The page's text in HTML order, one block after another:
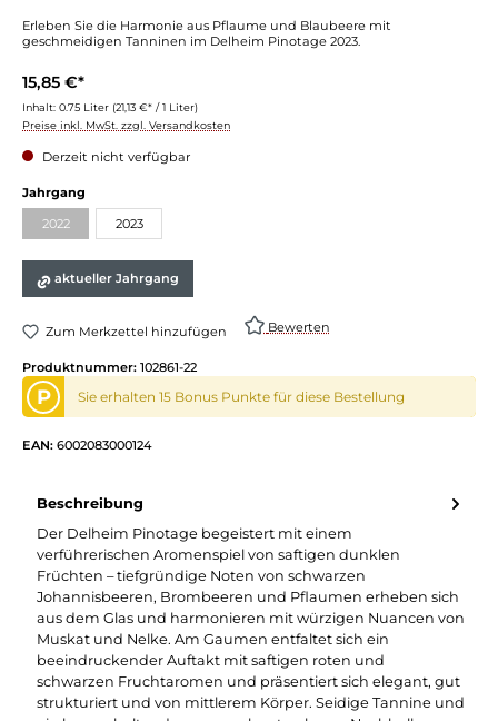
Erleben Sie die Harmonie aus Pflaume und Blaubeere mit
geschmeidigen Tanninen im Delheim Pinotage 2023.
15,85 €*
Inhalt: 0.75 Liter (21,13 €* / 1 Liter)
Preise inkl. MwSt. zzgl. Versandkosten
Derzeit nicht verfügbar
Jahrgang
2022 2023
aktueller Jahrgang
Zum Merkzettel hinzufügen Bewerten
Produktnummer: 102861-22
P Sie erhalten 15 Bonus Punkte für diese Bestellung
EAN: 6002083000124
Beschreibung
Der Delheim Pinotage begeistert mit einem
verführerischen Aromenspiel von saftigen dunklen
Früchten – tiefgründige Noten von schwarzen
Johannisbeeren, Brombeeren und Pflaumen erheben sich
aus dem Glas und harmonieren mit würzigen Nuancen von
Muskat und Nelke. Am Gaumen entfaltet sich ein
beeindruckender Auftakt mit saftigen roten und
schwarzen Fruchtaromen und präsentiert sich elegant, gut
strukturiert und von mittlerem Körper. Seidige Tannine und